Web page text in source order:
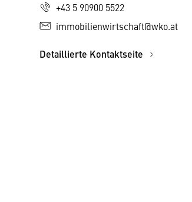
+43 5 90900 5522
immobilienwirtschaft@wko.at
Detaillierte Kontaktseite